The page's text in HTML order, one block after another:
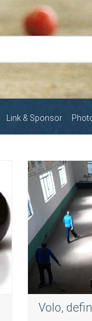
Link & Sponsor
Volo,